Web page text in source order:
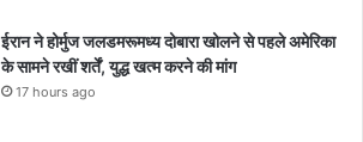
ईरान ने होर्मुज जलडमरूमध्य दोबारा खोलने से पहले अमेरिका
के सामने रखीं शर्तें, युद्ध खत्म करने की मांग
17 hours ago